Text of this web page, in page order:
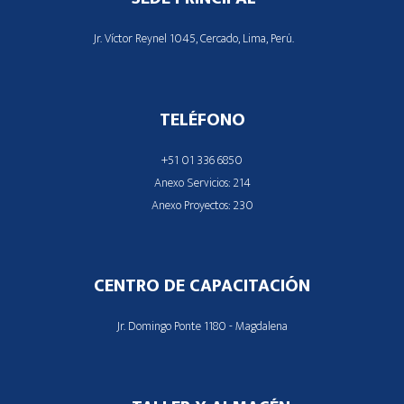
Jr. Víctor Reynel 1045, Cercado, Lima, Perú.
TELÉFONO
+51 01 336 6850
Anexo Servicios: 214
Anexo Proyectos: 230
CENTRO DE CAPACITACIÓN
Jr. Domingo Ponte 1180 - Magdalena